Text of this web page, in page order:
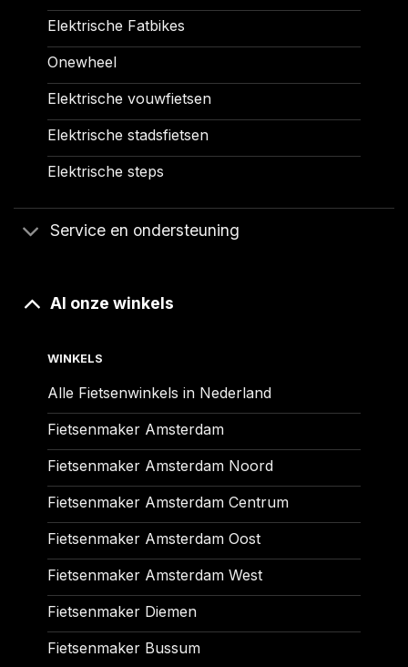
Elektrische Fatbikes
Onewheel
Elektrische vouwfietsen
Elektrische stadsfietsen
Elektrische steps
Service en ondersteuning
Al onze winkels
WINKELS
Alle Fietsenwinkels in Nederland
Fietsenmaker Amsterdam
Fietsenmaker Amsterdam Noord
Fietsenmaker Amsterdam Centrum
Fietsenmaker Amsterdam Oost
Fietsenmaker Amsterdam West
Fietsenmaker Diemen
Fietsenmaker Bussum